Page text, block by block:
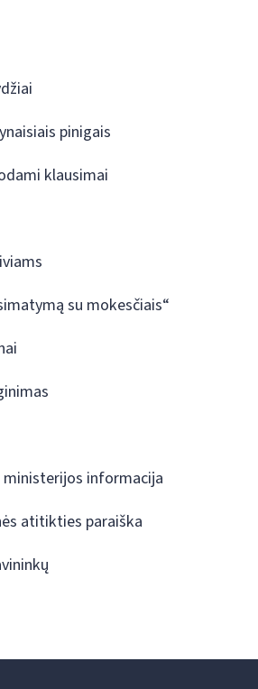
pinigais
klausimai
su mokesčiais“
ministerijos informacija
atitikties paraiška